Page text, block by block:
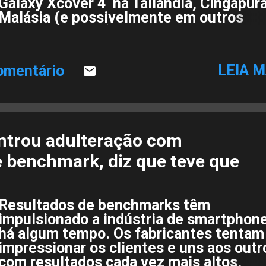
Malásia (e possivelmente em outros
bom ver que a Samsung está trazendo o
difícil para 8.1 diretamente,
de segurança de agosto de 2018,
como o Samsung Experience UX
mesma versão do Galaxy Note9). Se
um Galaxy Xcover 4, você pode ir
- Atualização de software
para ver se você tem uma atualização
LEIA
adulteração com
benchmark, diz que teve que
Resultados de benchmarks têm
impulsionado a indústria de
há algum tempo. Os fabricantes tentam
impressionar os clientes e uns aos
resultados cada vez mais altos,